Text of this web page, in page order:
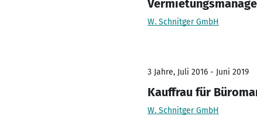
W. Schnitger GmbH
3 Jahre, Juli 2016 - Juni 2019
Kauffrau für
W. Schnitger GmbH